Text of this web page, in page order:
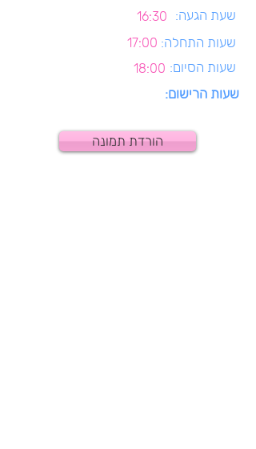
16:30 שעת הגעה:
17:00 שעות התחלה:
18:00 שעות הסיום:
שעות הרישום:
הורדת תמונה